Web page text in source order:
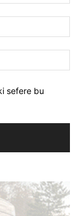
sefere bu